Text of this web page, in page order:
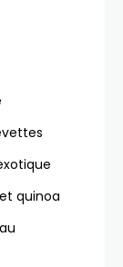
quinoa